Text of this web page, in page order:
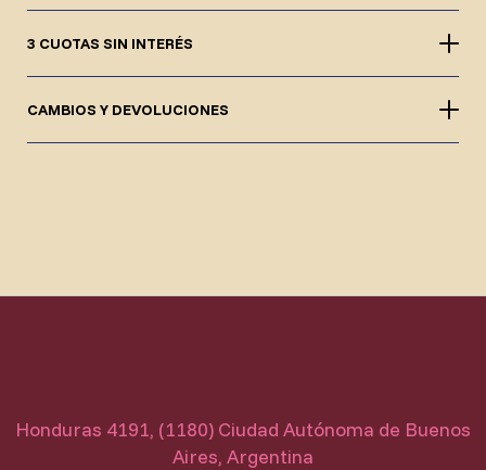
3 CUOTAS SIN INTERÉS
CAMBIOS Y DEVOLUCIONES
Honduras 4191, (1180) Ciudad Autónoma de Buenos
Aires, Argentina